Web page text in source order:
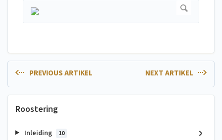
PREVIOUS ARTIKEL NEXT ARTIKEL
Roostering
Inleiding 10